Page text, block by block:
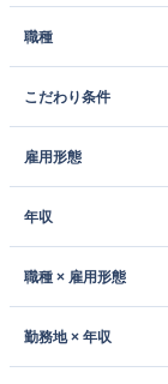
職種
こだわり条件
雇用形態
年収
職種 × 雇用形態
勤務地 × 年収